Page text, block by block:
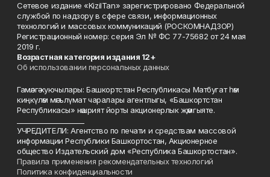
Сетевое издание «KizilTan» зарегистрировано Федеральной
службой по надзору в сфере связи, информационных
технологий и массовых коммуникаций (РОСКОМНАДЗОР)
Регистрационный номер: серия Эл № ФС 77-75682 от 24 мая
2019 г.
Возрастная категория издания 12+
Об использовании персональных данных
Гамәлгә куючылары: Башкортстан Республикасы Матбугат һәм
киңкүләм мәгълүмат чаралары агентлыгы, «Башкортстан
Республикасы» нәшрият йорты акционерлык җәмгыяте.
УЧРЕДИТЕЛИ: Агентство по печати и средствам массовой
информации Республики Башкортостан, Акционерное
общество Издательский дом «Республика Башкортостан».
Правила применения рекомендательных технологий
Политика конфиденциальности